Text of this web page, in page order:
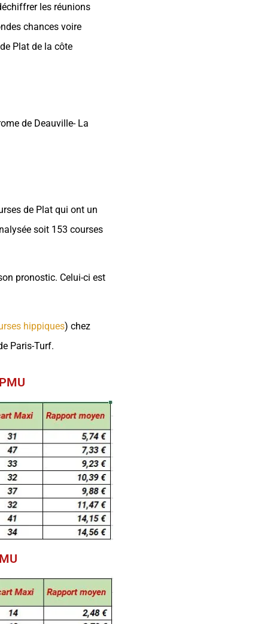
les réunions
chances voire
Plat de la côte
de Deauville- La
de Plat qui ont un
soit 153 courses
pronostic. Celui-ci est
hippiques) chez
Paris-Turf.